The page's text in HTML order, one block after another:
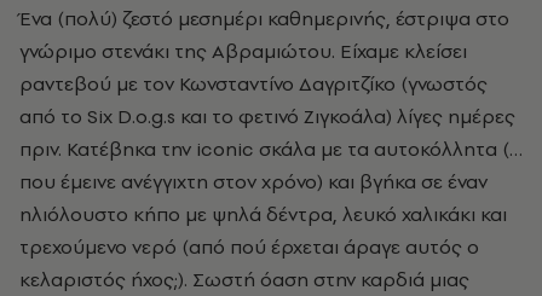
Ένα (πολύ) ζεστό μεσημέρι καθημερινής, έστριψα στο
γνώριμο στενάκι της Αβραμιώτου. Είχαμε κλείσει
ραντεβού με τον Κωνσταντίνο Δαγριτζίκο (γνωστός
από το Six D.o.g.s και το φετινό Ζιγκοάλα) λίγες ημέρες
πριν. Κατέβηκα την iconic σκάλα με τα αυτοκόλλητα (…
που έμεινε ανέγγιχτη στον χρόνο) και βγήκα σε έναν
ηλιόλουστο κήπο με ψηλά δέντρα, λευκό χαλικάκι και
τρεχούμενο νερό (από πού έρχεται άραγε αυτός ο
κελαριστός ήχος;). Σωστή όαση στην καρδιά μιας